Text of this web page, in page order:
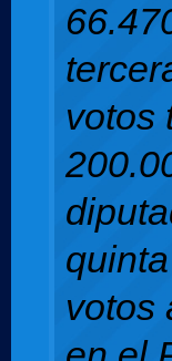
votos
votos